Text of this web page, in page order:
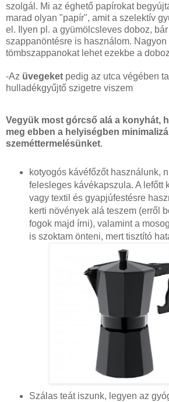
szolgál. Mi az éghető papírokat
marad olyan "papír", amit a szelektív
el. Ilyen pl. a gyümölcsleves doboz,
szappanöntésre is használom. Nagyon
tömbszappanokat lehet ezekbe a
-Az üvegeket pedig az utca végében
hulladékgyűjtő szigetre viszem
Vegyük most górcső alá a konyhát,
meg ebben a helyiségben
szeméttermelésünket.
kotyogós kávéfőzőt használunk,
felesleges kávékapszula. A lefőtt
vagy textil és gyapjúfestésre
kerti növények alá teszem (erről
fogok majd írni), valamint a
is szoktam önteni, mert tisztító
Szálas teát iszunk, legyen az